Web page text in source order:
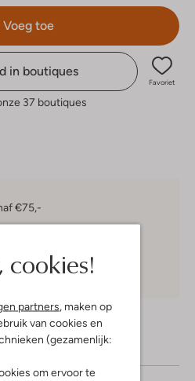
cookies!
partners , maken op
van cookies en
(gezamenlijk:
om ervoor te
Voeg toe
in boutiques
Favoriet
37 boutiques
€75,-